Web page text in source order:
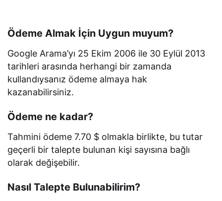
Ödeme Almak İçin Uygun muyum?
Google Arama’yı 25 Ekim 2006 ile 30 Eylül 2013
tarihleri arasında herhangi bir zamanda
kullandıysanız ödeme almaya hak
kazanabilirsiniz.
Ödeme ne kadar?
Tahmini ödeme 7.70 $ olmakla birlikte, bu tutar
geçerli bir talepte bulunan kişi sayısına bağlı
olarak değişebilir.
Nasıl Talepte Bulunabilirim?